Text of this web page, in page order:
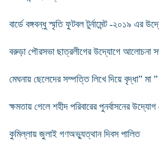
বার্ডে বঙ্গবন্ধু স্মৃতি ফুটবল টুর্নামেন্ট -২০১৯ এর
বরুড়া পৌরসভা ছাত্রলীগের উদ্যোগে আলোচনা
মেঘনায় ছেলেদের সম্পত্তি লিখে দিয়ে বৃদ্ধা” মা
ক্ষমতায় গেলে শহীদ পরিবারের পুনর্বাসনের
কুমিল্লায় জুলাই গণঅভ্যুত্থান দিবস পালিত